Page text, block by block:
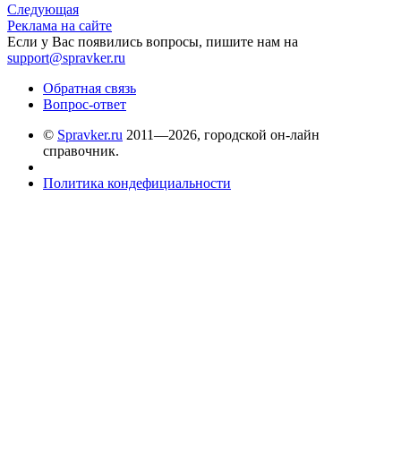
Следующая
Реклама на сайте
Если у Вас появились вопросы, пишите нам на
support@spravker.ru
Обратная связь
Вопрос-ответ
© Spravker.ru 2011—2026, городской он-лайн
справочник.
Политика кондефициальности